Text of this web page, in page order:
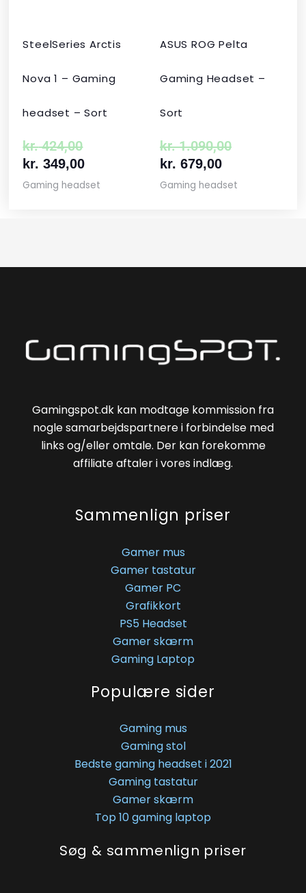
SteelSeries Arctis
Nova 1 – Gaming
headset – Sort
kr.424,00
kr. 349,00
Gaming headset
ASUS ROG Pelta
Gaming Headset –
Sort
kr.1.090,00
kr. 679,00
Gaming headset
Gamingspot.dk kan modtage kommission fra
nogle samarbejdspartnere i forbindelse med
links og/eller omtale. Der kan forekomme
affiliate aftaler i vores indlæg.
Sammenlign priser
Gamer mus
Gamer tastatur
Gamer PC
Grafikkort
PS5 Headset
Gamer skærm
Gaming Laptop
Populære sider
Gaming mus
Gaming stol
Bedste gaming headset i 2021
Gaming tastatur
Gamer skærm
Top 10 gaming laptop
Søg & sammenlign priser